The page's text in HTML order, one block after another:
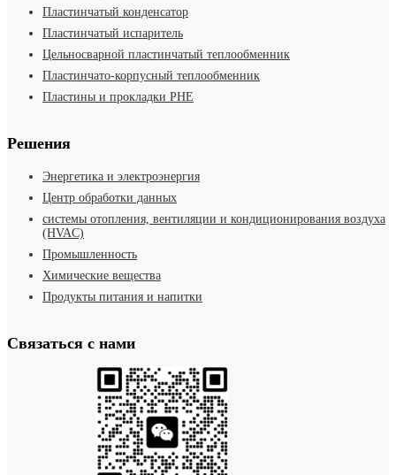
Пластинчатый конденсатор
Пластинчатый испаритель
Цельносварной пластинчатый теплообменник
Пластинчато-корпусный теплообменник
Пластины и прокладки PHE
Решения
Энергетика и электроэнергия
Центр обработки данных
системы отопления, вентиляции и кондиционирования воздуха
(HVAC)
Промышленность
Химические вещества
Продукты питания и напитки
Связаться с нами